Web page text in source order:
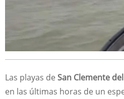
Las playas de San Clemente
en las últimas horas de un